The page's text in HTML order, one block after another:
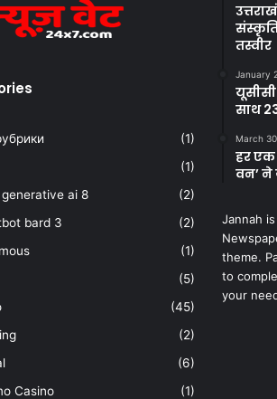
(1)
(1)
ai 8
(2)
bard 3
(2)
(1)
(5)
(45)
(2)
(6)
Casino
(1)
तस्वीर
January
साथ
March
हर एक
वन’ ने
Jannah
theme.
to
your